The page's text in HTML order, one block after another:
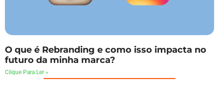
O que é Rebranding e como isso impacta no
futuro da minha marca?
Clique Para Ler »